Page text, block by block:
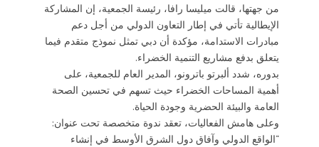
من جهتها، قالت ميليسا رافا، رئيسة الجمعية، إن المشاركة
الإيطالية تأتي في إطار التعاون الدولي من أجل دعم
مبادرات الاستدامة، مؤكدة أن دبي تمثل نموذج متقدم فيما
يتعلق بدفع مشاريع التنمية الخضراء.
بدوره، شدد ألبرتو باترونو، المدير العام للجمعية، على
أهمية المساحات الخضراء حيث تسهم في تحسين الصحة
العامة والبيئة الحضرية وجودة الحياة.
وعلى هامش الفعاليات، تعقد ندوة متخصصة تحت عنوان:
“الواقع الدولي وآفاق دول الشرق الأوسط في إنشاء